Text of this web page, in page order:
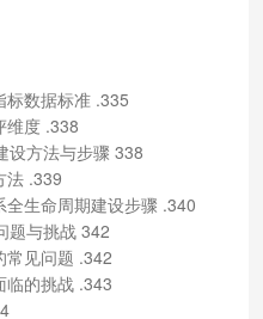
数据标准 .335
度 .338
方法与步骤 338
.339
生命周期建设步骤 .340
与挑战 342
见问题 .342
的挑战 .343